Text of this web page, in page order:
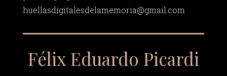
huellasdigitalesdelamemoria@gmail.com
Félix Eduardo Picardi